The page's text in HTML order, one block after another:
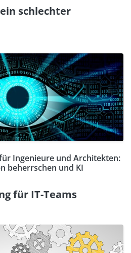
schlechter
Ingenieure und Architekten:
beherrschen und KI
für IT-Teams